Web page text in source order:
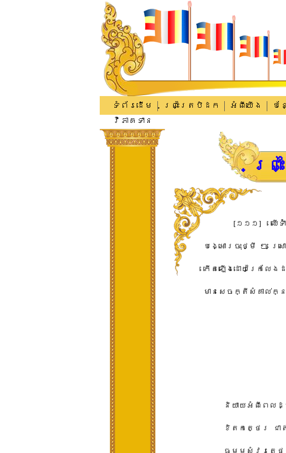
ទំព័រដើម ព្រះត្រៃបិដក អំពីយើង ប
វិភាគទាន
ព្រ
​[​១១១​]​ ​ឈើ​
បង្អោរ​ចុះ​ថ្មី​ ​ៗ​ ​ស្
កើតឡើង​ដោយ​ក្រៃល
មាន​សេចក្តី​សំគាល់​ក្
និយាយ​អំពី​ពេល​
ខិត​ក​ត្ថេ​រ​ ​ជ
ធម្ម​សំ​វរ​ត្ថ